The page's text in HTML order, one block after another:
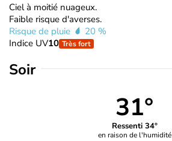
Ciel à moitié nuageux.
Faible risque d'averses.
Risque de pluie
20 %
Indice UV10 Très fort
Soir
31°
Ressenti 34°
en raison de l'humidité